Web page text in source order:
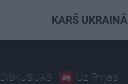
KARŠ UKRAINĀ
DISKUSIJAS Uz līnijas